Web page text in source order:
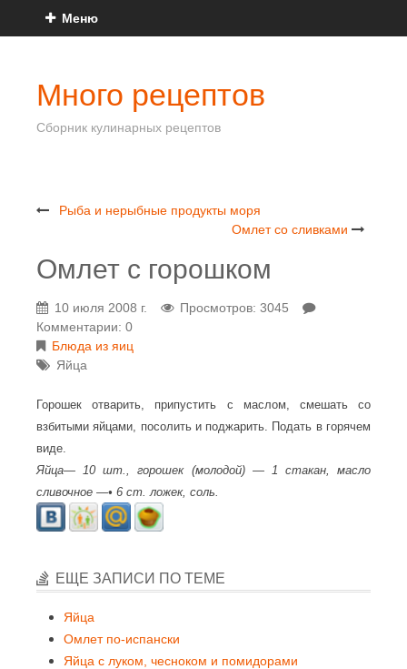
Меню
Много рецептов
Сборник кулинарных рецептов
Рыба и нерыбные продукты моря
Омлет со сливками
Омлет с горошком
10 июля 2008 г.
Просмотров: 3045
Комментарии: 0
Блюда из яиц
Яйца
Горошек отварить, припустить с маслом, смешать со
взбитыми яйцами, посолить и поджарить. Подать в горячем
виде.
Яйца— 10 шт., горошек (молодой) — 1 стакан, масло
сливочное —• 6 ст. ложек, соль.
ЕЩЕ ЗАПИСИ ПО ТЕМЕ
Яйца
Омлет по-испански
Яйца с луком, чесноком и помидорами